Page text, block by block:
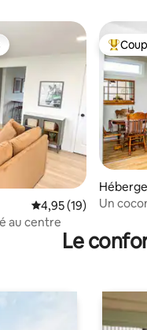
Évaluation moyenne
4,95 (19)
au centre
Coups
Un
Le